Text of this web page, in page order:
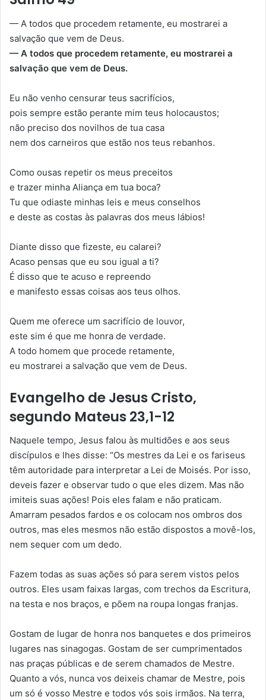
— A todos que procedem retamente, eu mostrarei a
salvação que vem de Deus.
— A todos que procedem retamente, eu mostrarei a
salvação que vem de Deus.
Eu não venho censurar teus sacrifícios,
pois sempre estão perante mim teus holocaustos;
não preciso dos novilhos de tua casa
nem dos carneiros que estão nos teus rebanhos.
Como ousas repetir os meus preceitos
e trazer minha Aliança em tua boca?
Tu que odiaste minhas leis e meus conselhos
e deste as costas às palavras dos meus lábios!
Diante disso que fizeste, eu calarei?
Acaso pensas que eu sou igual a ti?
É disso que te acuso e repreendo
e manifesto essas coisas aos teus olhos.
Quem me oferece um sacrifício de louvor,
este sim é que me honra de verdade.
A todo homem que procede retamente,
eu mostrarei a salvação que vem de Deus.
Evangelho de Jesus Cristo,
segundo Mateus 23,1-12
Naquele tempo, Jesus falou às multidões e aos seus
discípulos e lhes disse: “Os mestres da Lei e os fariseus
têm autoridade para interpretar a Lei de Moisés. Por isso,
deveis fazer e observar tudo o que eles dizem. Mas não
imiteis suas ações! Pois eles falam e não praticam.
Amarram pesados fardos e os colocam nos ombros dos
outros, mas eles mesmos não estão dispostos a movê-los,
nem sequer com um dedo.
Fazem todas as suas ações só para serem vistos pelos
outros. Eles usam faixas largas, com trechos da Escritura,
na testa e nos braços, e põem na roupa longas franjas.
Gostam de lugar de honra nos banquetes e dos primeiros
lugares nas sinagogas. Gostam de ser cumprimentados
nas praças públicas e de serem chamados de Mestre.
Quanto a vós, nunca vos deixeis chamar de Mestre, pois
um só é vosso Mestre e todos vós sois irmãos. Na terra,